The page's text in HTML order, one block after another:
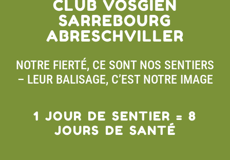
CLUB VOSGIEN
SARREBOURG
ABRESCHVILLER
NOTRE FIERTÉ, CE SONT NOS SENTIERS
– LEUR BALISAGE, C’EST NOTRE IMAGE
1 JOUR DE SENTIER = 8
JOURS DE SANTÉ